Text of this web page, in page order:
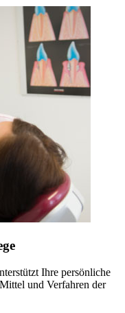
Ihre persönliche
und Verfahren der